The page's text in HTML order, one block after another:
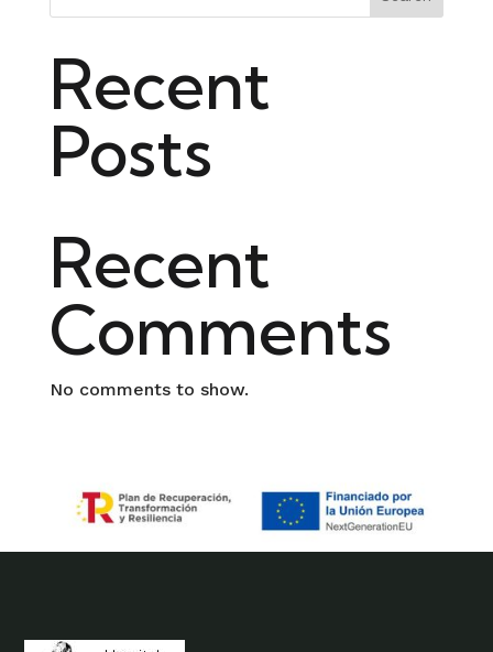
Recent
Posts
Recent
Comments
No comments to show.